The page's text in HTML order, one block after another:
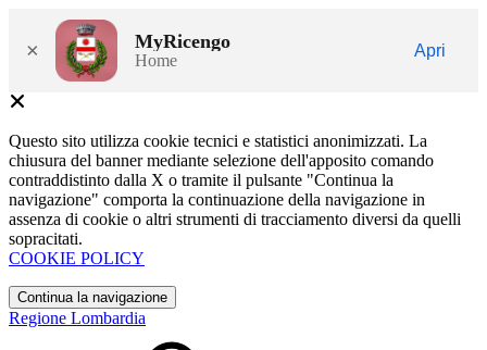
× MyRicengo
Home
Apri
Questo sito utilizza cookie tecnici e statistici anonimizzati. La
chiusura del banner mediante selezione dell'apposito comando
contraddistinto dalla X o tramite il pulsante "Continua la
navigazione" comporta la continuazione della navigazione in
assenza di cookie o altri strumenti di tracciamento diversi da quelli
sopracitati.
COOKIE POLICY
Continua la navigazione
Regione Lombardia